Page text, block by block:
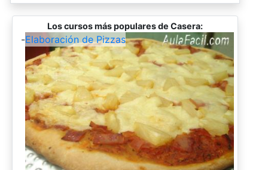
Los cursos más populares de Casera:
-Elaboración de Pizzas